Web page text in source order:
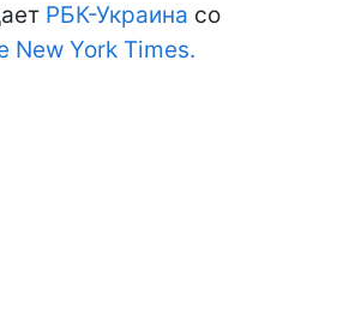
РБК-Украина со
New York Times.